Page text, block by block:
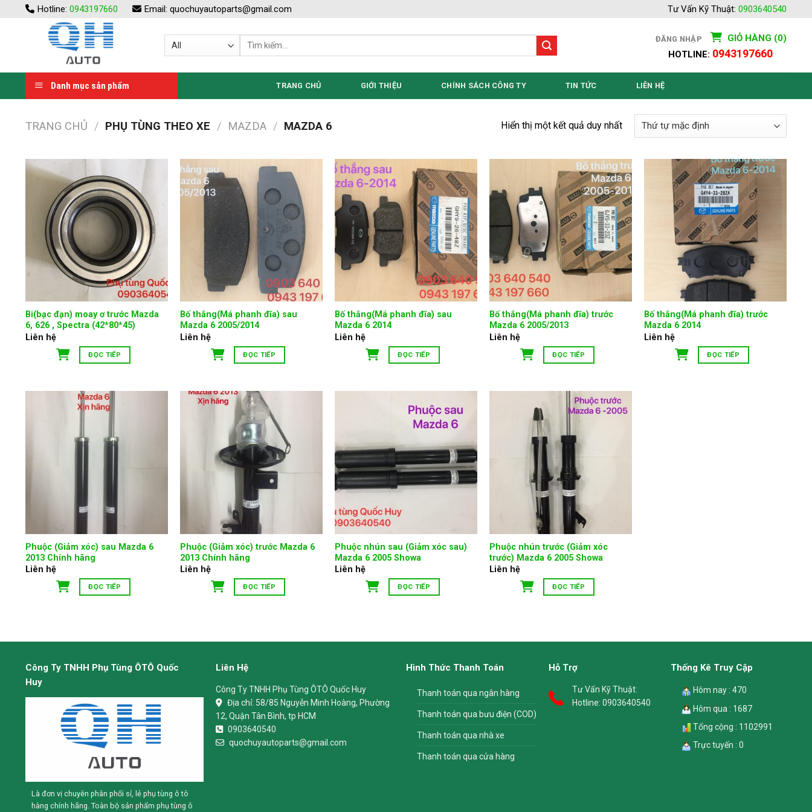
Hotline: 0943197660 Email: quochuyautoparts@gmail.com Tư Vấn Kỹ Thuật: 0903640540
ĐĂNG NHẬP
GIỎ HÀNG (0)
HOTLINE: 0943197660
Danh mục sản phẩm TRANG CHỦ GIỚI THIỆU CHÍNH SÁCH CÔNG TY TIN TỨC LIÊN HỆ
TRANG CHỦ / PHỤ TÙNG THEO XE / MAZDA / MAZDA 6 Hiển thị một kết quả duy nhất
Bi(bạc đạn) moay ơ trước Mazda
6, 626 , Spectra (42*80*45)
Liên hệ
ĐỌC TIẾP
Bố thắng(Má phanh đĩa) sau
Mazda 6 2005/2014
Liên hệ
ĐỌC TIẾP
Bố thắng(Má phanh đĩa) sau
Mazda 6 2014
Liên hệ
ĐỌC TIẾP
Bố thắng(Má phanh đĩa) trước
Mazda 6 2005/2013
Liên hệ
ĐỌC TIẾP
Bố thắng(Má phanh đĩa) trước
Mazda 6 2014
Liên hệ
ĐỌC TIẾP
Phuộc (Giảm xóc) sau Mazda 6
2013 Chính hãng
Liên hệ
ĐỌC TIẾP
Phuộc (Giảm xóc) trước Mazda 6
2013 Chính hãng
Liên hệ
ĐỌC TIẾP
Phuộc nhún sau (Giảm xóc sau)
Mazda 6 2005 Showa
Liên hệ
ĐỌC TIẾP
Phuộc nhún trước (Giảm xóc
trước) Mazda 6 2005 Showa
Liên hệ
ĐỌC TIẾP
Công Ty TNHH Phụ Tùng ÔTÔ Quốc
Huy
Là đơn vị chuyên phân phối sỉ, lẻ phụ tùng ô tô
hàng chính hãng. Toàn bộ sản phẩm phụ tùng ô
Liên Hệ
Công Ty TNHH Phụ Tùng ÔTÔ Quốc Huy
Địa chỉ: 58/85 Nguyễn Minh Hoàng, Phường
12, Quận Tân Bình, tp HCM
0903640540
quochuyautoparts@gmail.com
Hình Thức Thanh Toán
Thanh toán qua ngân hàng
Thanh toán qua bưu điện (COD)
Thanh toán qua nhà xe
Thanh toán qua cửa hàng
Hỗ Trợ
Tư Vấn Kỹ Thuật:
Hotline:0903640540
Thống Kê Truy Cập
Hôm nay : 470
Hôm qua : 1687
Tổng cộng : 1102991
Trực tuyến : 0